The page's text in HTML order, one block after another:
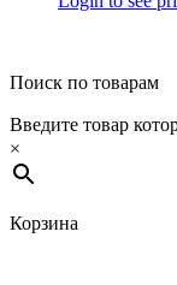
Поиск по товарам
Введите товар
×
Корзина